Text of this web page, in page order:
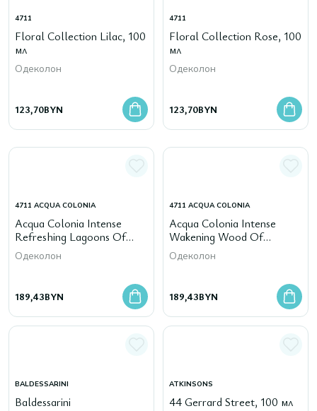
4711
Floral Collection Lilac, 100
мл
Одеколон
123,70BYN
4711
Floral Collection Rose, 100
мл
Одеколон
123,70BYN
4711 ACQUA COLONIA
Acqua Colonia Intense
Refreshing Lagoons Of
Laos, 50 мл
Одеколон
189,43BYN
4711 ACQUA COLONIA
Acqua Colonia Intense
Wakening Wood Of
Scandinavia, 50 мл
Одеколон
189,43BYN
BALDESSARINI
Baldessarini
ATKINSONS
44 Gerrard Street, 100 мл